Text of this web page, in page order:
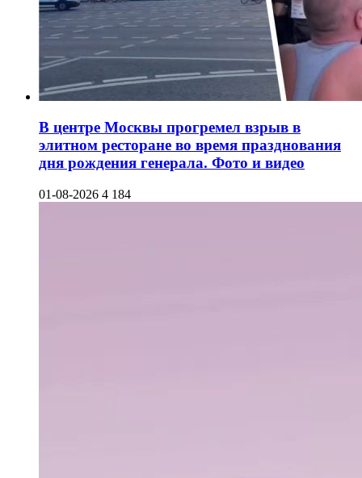
В центре Москвы прогремел взрыв в
элитном ресторане во время празднования
дня рождения генерала. Фото и видео
01-08-2026 4 184